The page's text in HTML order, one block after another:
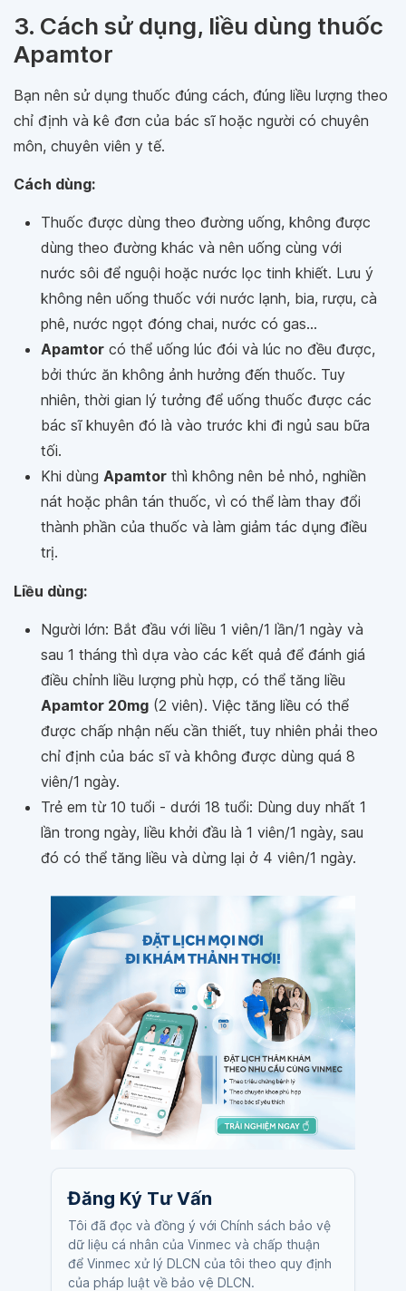
3. Cách sử dụng, liều dùng thuốc
Apamtor
Bạn nên sử dụng thuốc đúng cách, đúng liều lượng theo
chỉ định và kê đơn của bác sĩ hoặc người có chuyên
môn, chuyên viên y tế.
Cách dùng:
Thuốc được dùng theo đường uống, không được
dùng theo đường khác và nên uống cùng với
nước sôi để nguội hoặc nước lọc tinh khiết. Lưu ý
không nên uống thuốc với nước lạnh, bia, rượu, cà
phê, nước ngọt đóng chai, nước có gas...
Apamtor có thể uống lúc đói và lúc no đều được,
bởi thức ăn không ảnh hưởng đến thuốc. Tuy
nhiên, thời gian lý tưởng để uống thuốc được các
bác sĩ khuyên đó là vào trước khi đi ngủ sau bữa
tối.
Khi dùng Apamtor thì không nên bẻ nhỏ, nghiền
nát hoặc phân tán thuốc, vì có thể làm thay đổi
thành phần của thuốc và làm giảm tác dụng điều
trị.
Liều dùng:
Người lớn: Bắt đầu với liều 1 viên/1 lần/1 ngày và
sau 1 tháng thì dựa vào các kết quả để đánh giá
điều chỉnh liều lượng phù hợp, có thể tăng liều
Apamtor 20mg (2 viên). Việc tăng liều có thể
được chấp nhận nếu cần thiết, tuy nhiên phải theo
chỉ định của bác sĩ và không được dùng quá 8
viên/1 ngày.
Trẻ em từ 10 tuổi - dưới 18 tuổi: Dùng duy nhất 1
lần trong ngày, liều khởi đầu là 1 viên/1 ngày, sau
đó có thể tăng liều và dừng lại ở 4 viên/1 ngày.
Đăng Ký Tư Vấn
Tôi đã đọc và đồng ý với Chính sách bảo vệ
dữ liệu cá nhân của Vinmec và chấp thuận
để Vinmec xử lý DLCN của tôi theo quy định
của pháp luật về bảo vệ DLCN.